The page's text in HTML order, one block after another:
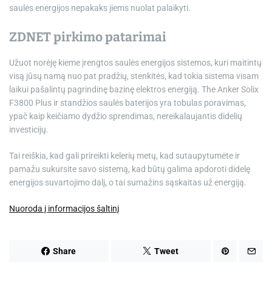
saulės energijos nepakaks jiems nuolat palaikyti.
ZDNET pirkimo patarimai
Užuot norėję kieme įrengtos saulės energijos sistemos, kuri maitintų
visą jūsų namą nuo pat pradžių, stenkitės, kad tokia sistema visam
laikui pašalintų pagrindinę bazinę elektros energiją. TheAnker Solix
F3800 Plus ir standžios saulės baterijosyra tobulas poravimas,
ypač kaip keičiamo dydžio sprendimas, nereikalaujantis didelių
investicijų.
Tai reiškia, kad gali prireikti kelerių metų, kad sutaupytumėte ir
pamažu sukursite savo sistemą, kad būtų galima apdoroti didelę
energijos suvartojimo dalį, o tai sumažins sąskaitas už energiją.
Nuoroda į informacijos šaltinį
Share Tweet